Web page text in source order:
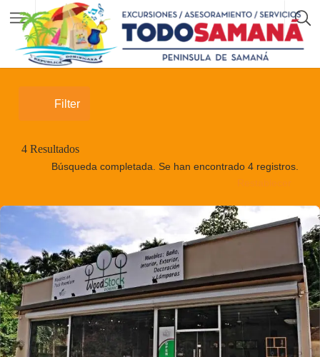
Filter
4 Resultados
Búsqueda completada. Se han encontrado 4 registros.
Restablecer